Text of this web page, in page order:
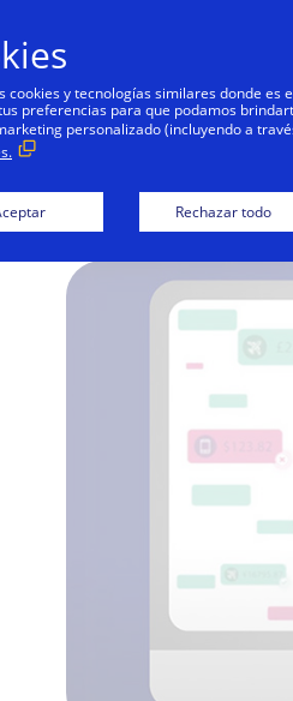
cookies y tecnologías similares donde
preferencias para que podamos
personalizado (incluyendo a
Rechazar todo